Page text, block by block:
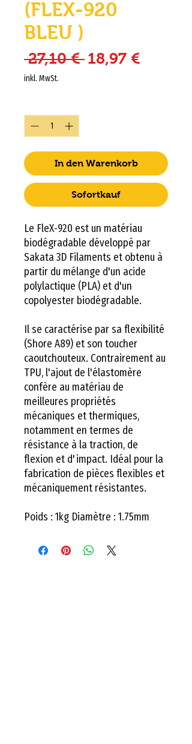
(FLEX-920
BLEU )
27,10 € Standardpreis
18,97 €
inkl. MwSt.
In den Warenkorb
Sofortkauf
Le FleX-920 est un matériau
biodégradable développé par
Sakata 3D Filaments et obtenu à
partir du mélange d'un acide
polylactique (PLA) et d'un
copolyester biodégradable.
Il se caractérise par sa flexibilité
(Shore A89) et son toucher
caoutchouteux. Contrairement au
TPU, l'ajout de l'élastomère
confère au matériau de
meilleures propriétés
mécaniques et thermiques,
notamment en termes de
résistance à la traction, de
flexion et d'impact. Idéal pour la
fabrication de pièces flexibles et
mécaniquement résistantes.
Poids : 1kg Diamètre : 1.75mm